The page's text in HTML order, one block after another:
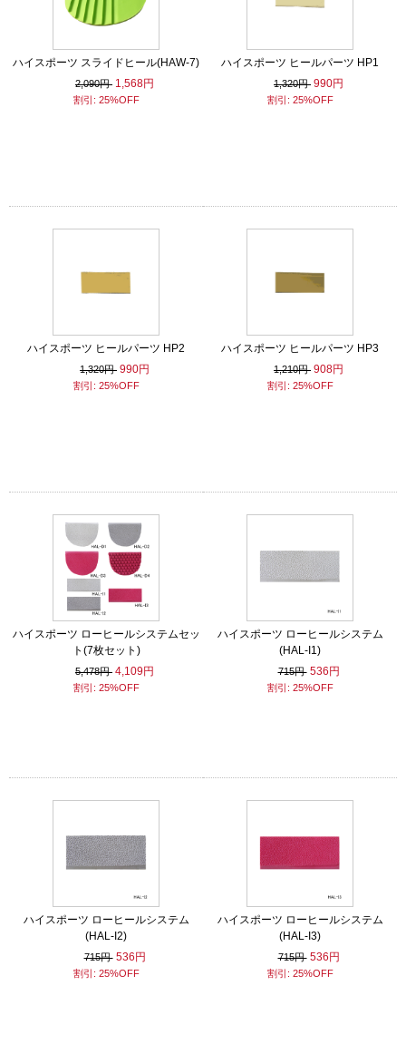
ハイスポーツ スライドヒール(HAW-7)
2,090円 1,568円
割引: 25%OFF
ハイスポーツ ヒールパーツ HP1
1,320円 990円
割引: 25%OFF
ハイスポーツ ヒールパーツ HP2
1,320円 990円
割引: 25%OFF
ハイスポーツ ヒールパーツ HP3
1,210円 908円
割引: 25%OFF
ハイスポーツ ローヒールシステムセッ
ト(7枚セット)
5,478円 4,109円
割引: 25%OFF
ハイスポーツ ローヒールシステム
(HAL-I1)
715円 536円
割引: 25%OFF
ハイスポーツ ローヒールシステム
(HAL-I2)
715円 536円
割引: 25%OFF
ハイスポーツ ローヒールシステム
(HAL-I3)
715円 536円
割引: 25%OFF